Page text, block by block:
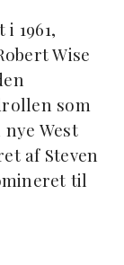
1961,
Wise
som
West
af Steven
til